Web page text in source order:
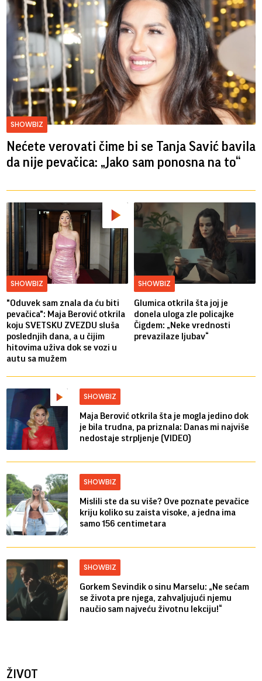
SHOWBIZ
Nećete verovati čime bi se Tanja Savić bavila
da nije pevačica: „Jako sam ponosna na to“
SHOWBIZ
"Oduvek sam znala da ću biti
pevačica": Maja Berović otkrila
koju SVETSKU ZVEZDU sluša
poslednjih dana, a u čijim
hitovima uživa dok se vozi u
autu sa mužem
SHOWBIZ
Glumica otkrila šta joj je
donela uloga zle policajke
Čigdem: „Neke vrednosti
prevazilaze ljubav“
SHOWBIZ
Maja Berović otkrila šta je mogla jedino dok
je bila trudna, pa priznala: Danas mi najviše
nedostaje strpljenje (VIDEO)
SHOWBIZ
Mislili ste da su više? Ove poznate pevačice
kriju koliko su zaista visoke, a jedna ima
samo 156 centimetara
SHOWBIZ
Gorkem Sevindik o sinu Marselu: „Ne sećam
se života pre njega, zahvaljujući njemu
naučio sam najveću životnu lekciju!“
ŽIVOT